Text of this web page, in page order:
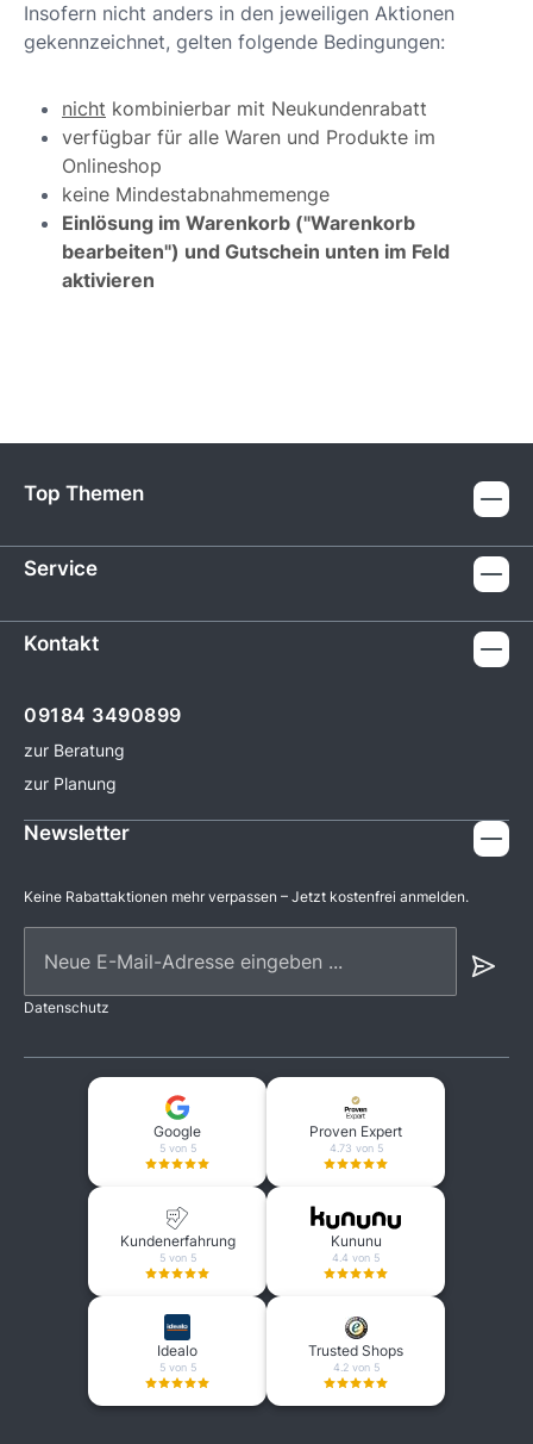
Insofern nicht anders in den jeweiligen Aktionen
gekennzeichnet, gelten folgende Bedingungen:
nicht kombinierbar mit Neukundenrabatt
verfügbar für alle Waren und Produkte im
Onlineshop
keine Mindestabnahmemenge
Einlösung im Warenkorb ("Warenkorb
bearbeiten") und Gutschein unten im Feld
aktivieren
Top Themen
Service
Kontakt
09184 3490899
zur Beratung
zur Planung
Newsletter
Keine Rabattaktionen mehr verpassen – Jetzt kostenfrei anmelden.
Datenschutz
Google
5 von 5
Proven Expert
4.73 von 5
Kundenerfahrung
5 von 5
Kununu
4.4 von 5
Idealo
5 von 5
Trusted Shops
4.2 von 5